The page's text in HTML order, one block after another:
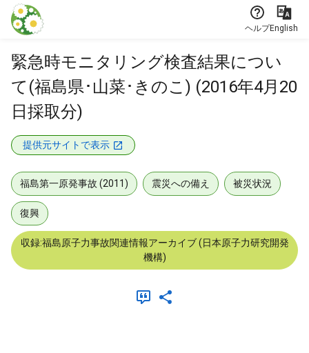
本文に飛ぶ
ヘルプEnglish
緊急時モニタリング検査結果につい
て(福島県･山菜･きのこ) (2016年4月20
日採取分)
提供元サイトで表示
福島第一原発事故 (2011) 震災への備え 被災状況
復興
収録:福島原子力事故関連情報アーカイブ (日本原子力研究開発
機構)